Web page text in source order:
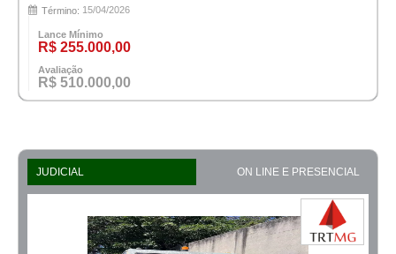
Término: 15/04/2026
Lance Mínimo
R$ 255.000,00
Avaliação
R$ 510.000,00
JUDICIAL ON LINE E PRESENCIAL